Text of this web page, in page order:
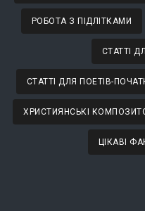
РОБОТА З ПІДЛІТКАМИ
СТАТТІ
СТАТТІ ДЛЯ ПОЕТІВ-
ХРИСТИЯНСЬКІ
ЦІКАВІ